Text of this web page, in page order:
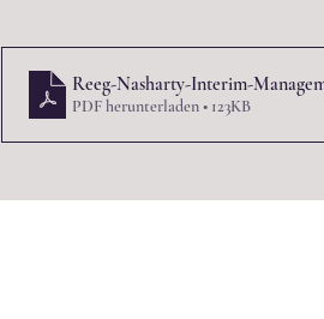
Reeg-Nasharty-Interim-
PDF herunterladen • 123KB